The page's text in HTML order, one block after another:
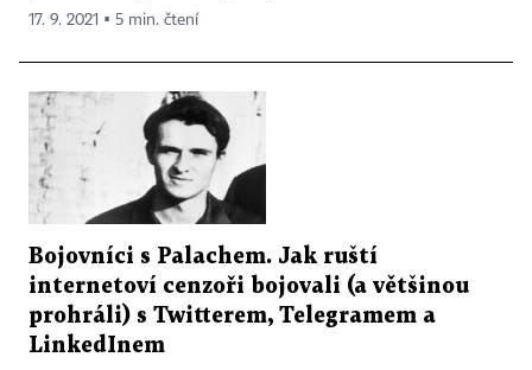
17. 9. 2021 ▪ 5 min. čtení
Bojovníci s Palachem. Jak ruští
internetoví cenzoři bojovali (a většinou
prohráli) s Twitterem, Telegramem a
LinkedInem